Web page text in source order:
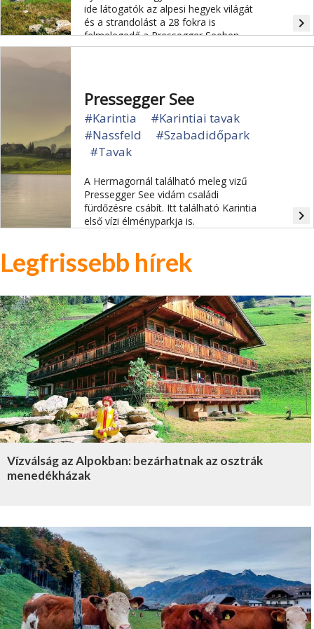
ide látogatók az alpesi hegyek világát
és a strandolást a 28 fokra is
felmelegedő a Pressegger Seeben.
navigate_next
Pressegger See
#Karintia
#Karintiai tavak
#Nassfeld
#Szabadidőpark
#Tavak
A Hermagornál található meleg vizű
Pressegger See vidám családi
fürdőzésre csábít. Itt található Karintia
első vízi élményparkja is.
navigate_next
Legfrissebb hírek
Vízválság az Alpokban: bezárhatnak az osztrák
menedékházak